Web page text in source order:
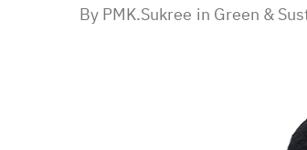
ByPMK.Sukree in Green &